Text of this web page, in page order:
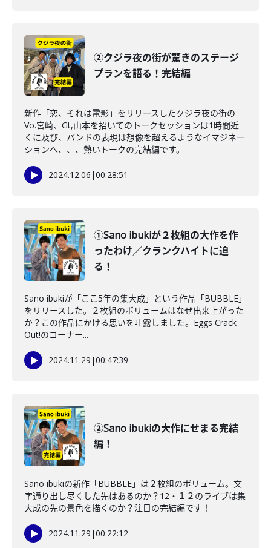
②クジラ夜の街が驚きのステージ
プランを語る！完結編
新作「恋、それは電影」をリリースしたクジラ夜の街の
Vo.宮崎、Gt,山本を招いてのトークセッションは1時間近
くに及び、バンドの表現は想像を超えるようなイマジネー
ションへ、、、熱いトークの完結編です。
2024.12.06 |00:28:51
①Sano ibukiが２枚組の大作を作
ったわけ／クランクハイトに迫
る！
Sano ibukiが「ここ5年の集大成」という作品「BUBBLE」
をリリースした。２枚組のボリュームはなぜ出来上がった
か？この作品にかける思いを吐露しました。Eggs Crack
Out!のコーナー...
2024.11.29 |00:47:39
②Sano ibukiの大作にせまる完結
編！
Sano ibukiの新作「BUBBLE」は２枚組のボリューム。文
字通り出し尽くした先はあるのか？12・１２のライブは集
大成の先の景色を描くのか？注目の完結編です！
2024.11.29 |00:22:12